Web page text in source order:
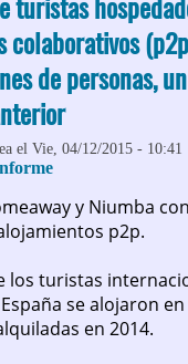
mejores master del
turistas
colaborativos
de personas,
el Vie, 04/12/2015 - 10:41
y Niumba
p2p.
los turistas
se alojaron en
en 2014.